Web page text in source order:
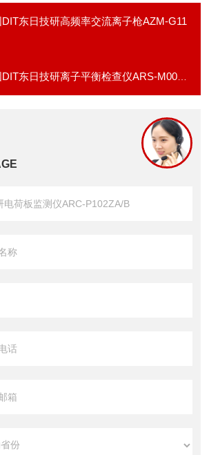
东日技研高频率交流离子枪AZM-G11
东日技研离子平衡检查仪ARS-M002ZA